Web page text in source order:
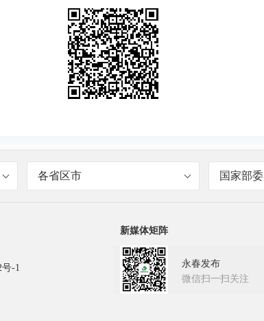
各省区市 国家部委
号-1
新媒体矩阵
永春发布
微信扫一扫关注